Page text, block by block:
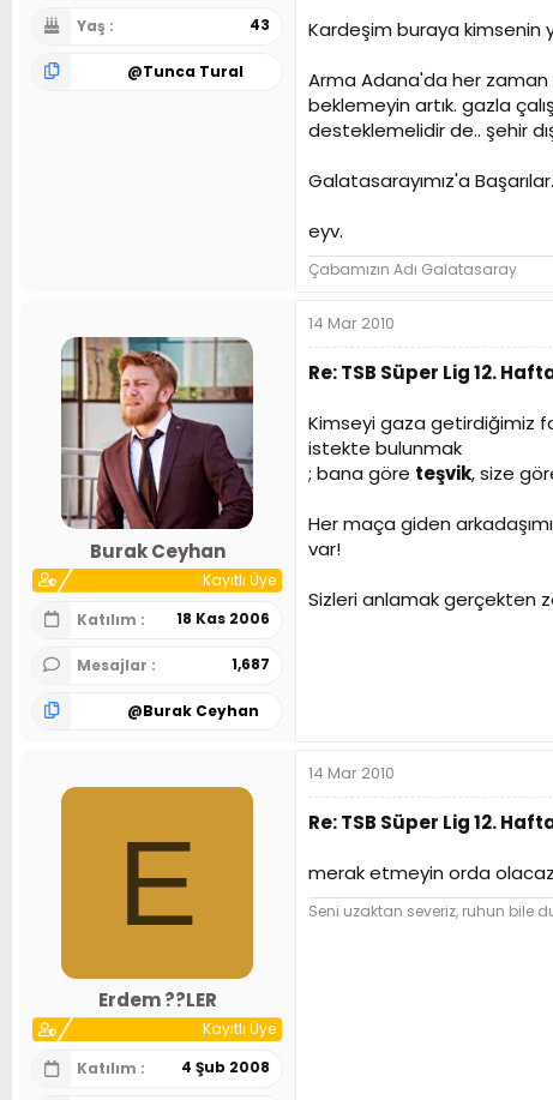
Yaş 43
@Tunca Tural
Kardeşim buraya kimsenin
Arma Adana'da her zaman
beklemeyin artık. gazla
desteklemelidir de.. şehir
Galatasarayımız'a
eyv.
Çabamızın Adı Galatasaray
Burak Ceyhan
Kayıtlı Üye
Katılım
18 Kas 2006
Mesajlar 1,687
@Burak Ceyhan
14 Mar 2010
Re: TSB Süper Lig 12.
Kimseyi gaza getirdiğimiz
istekte bulunmak
; bana göre teşvik, size
Her maça giden
var!
Sizleri anlamak gerçekten
E
Erdem ??LER
Kayıtlı Üye
Katılım
4 Şub 2008
14 Mar 2010
Re: TSB Süper Lig 12.
merak etmeyin orda
Seni uzaktan severiz, ruhun bile